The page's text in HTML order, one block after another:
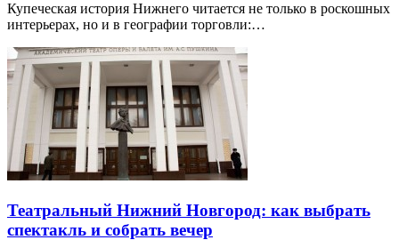
Купеческая история Нижнего читается не только в роскошных
интерьерах, но и в географии торговли:…
Театральный Нижний Новгород: как выбрать
спектакль и собрать вечер